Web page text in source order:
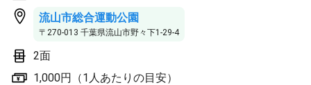
流山市総合運動公園
〒270-013 千葉県流山市野々下1-29-4
2面
1,000円（1人あたりの目安）